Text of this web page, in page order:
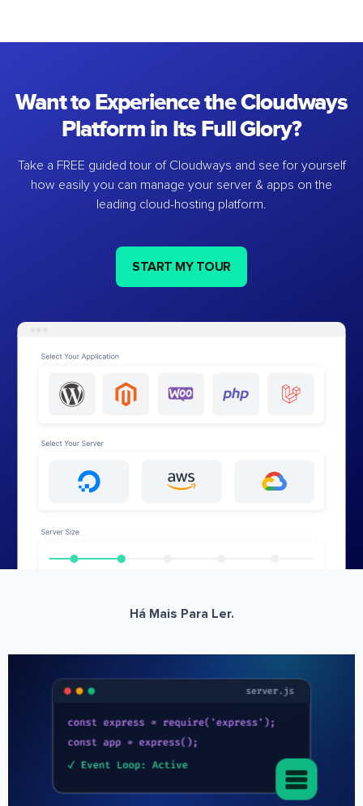
Want to Experience the Cloudways
Platform in Its Full Glory?
Take a FREE guided tour of Cloudways and see for yourself
how easily you can manage your server & apps on the
leading cloud-hosting platform.
START MY TOUR
Há Mais Para Ler.